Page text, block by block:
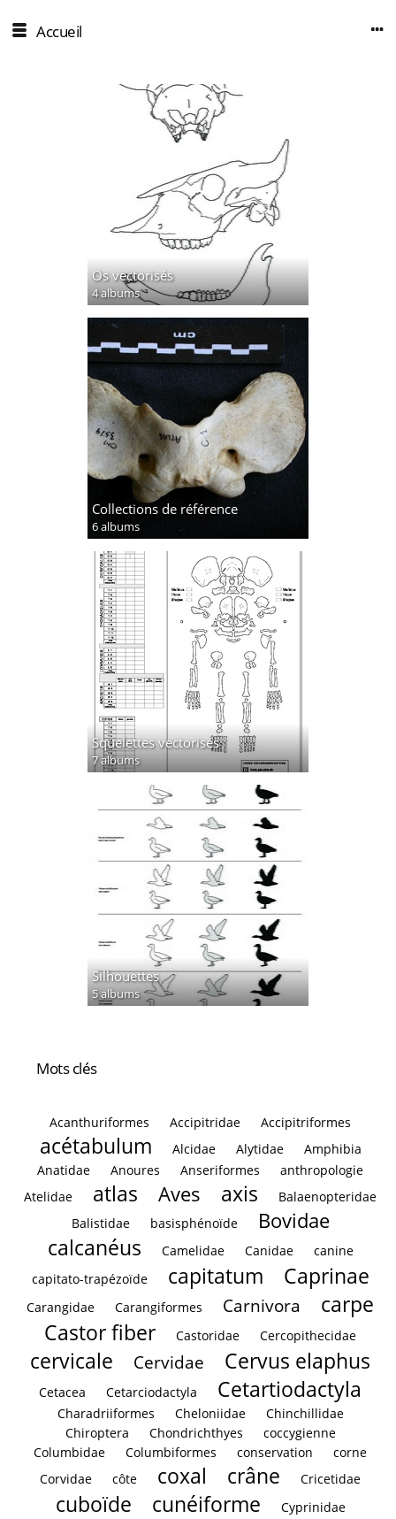
Accueil
Os vectorisés
4 albums
Collections de référence
6 albums
Squelettes vectorisés
7 albums
Silhouettes
5 albums
Mots clés
Acanthuriformes Accipitridae Accipitriformes
acétabulum Alcidae Alytidae
Amphibia
Anatidae
Anoures Anseriformes
anthropologie
Atelidae
atlas Aves axis
Balaenopteridae
Balistidae
basisphénoïde Bovidae
calcanéus Camelidae Canidae
canine
capitato-trapézoïde
capitatum Caprinae
Carangidae Carangiformes Carnivora
carpe
Castor fiber
Castoridae Cercopithecidae
cervicale Cervidae Cervus elaphus
Cetacea Cetarciodactyla Cetartiodactyla
Charadriiformes Cheloniidae
Chinchillidae
Chiroptera
Chondrichthyes
coccygienne
Columbidae
Columbiformes conservation
corne
Corvidae
côte coxal crâne Cricetidae
cuboïde cunéiforme
Cyprinidae